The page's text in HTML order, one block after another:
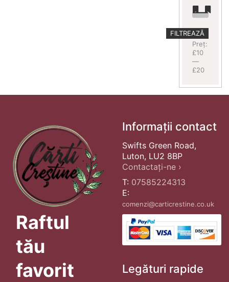
Preț
minim
Preț
maxim
FILTREAZĂ
Preț:
£10
—
£20
Raftul
tău
favorit
Informații contact
Swifts Green Road,
Luton, LU2 8BP
Contactați-ne ›
T: 07585224313
E:
comenzi@carticrestine.co.uk
Legături rapide